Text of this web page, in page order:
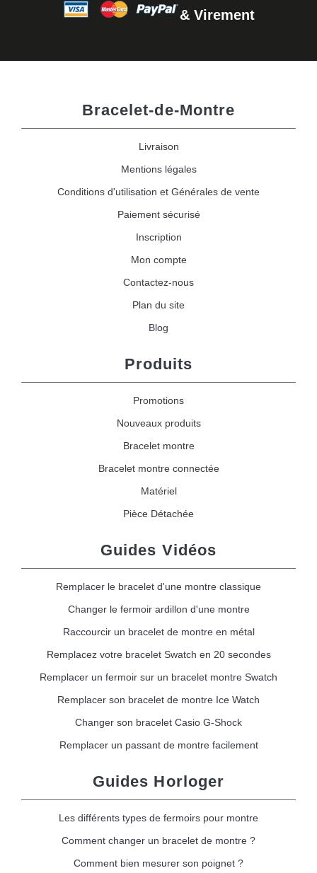
& Virement
Bracelet-de-Montre
Livraison
Mentions légales
Conditions d'utilisation et Générales de vente
Paiement sécurisé
Inscription
Mon compte
Contactez-nous
Plan du site
Blog
Produits
Promotions
Nouveaux produits
Bracelet montre
Bracelet montre connectée
Matériel
Pièce Détachée
Guides Vidéos
Remplacer le bracelet d'une montre classique
Changer le fermoir ardillon d'une montre
Raccourcir un bracelet de montre en métal
Remplacez votre bracelet Swatch en 20 secondes
Remplacer un fermoir sur un bracelet montre Swatch
Remplacer son bracelet de montre Ice Watch
Changer son bracelet Casio G-Shock
Remplacer un passant de montre facilement
Guides Horloger
Les différents types de fermoirs pour montre
Comment changer un bracelet de montre ?
Comment bien mesurer son poignet ?